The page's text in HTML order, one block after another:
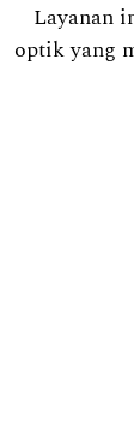
Layanan
optik yang